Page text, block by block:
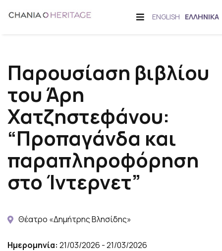
στο
Offcanvas
ΕΝΑΛΛΑΓΉ
ENGLISH ΕΛΛΗΝΙΚΆ
Παρουσίαση βιβλίου
του Άρη
Χατζηστεφάνου:
“Προπαγάνδα και
παραπληροφόρηση
στο Ίντερνετ”
Θέατρο «Δημήτρης Βλησίδης»
Ημερομηνία: 21/03/2026 - 21/03/2026